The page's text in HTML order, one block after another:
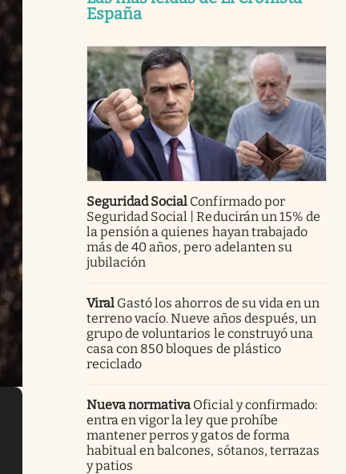
España
Seguridad Social Confirmado por
Seguridad Social | Reducirán un 15% de
la pensión a quienes hayan trabajado
más de 40 años, pero adelanten su
jubilación
Viral Gastó los ahorros de su vida en un
terreno vacío. Nueve años después, un
grupo de voluntarios le construyó una
casa con 850 bloques de plástico
reciclado
Nueva normativa Oficial y confirmado:
entra en vigor la ley que prohíbe
mantener perros y gatos de forma
habitual en balcones, sótanos, terrazas
y patios